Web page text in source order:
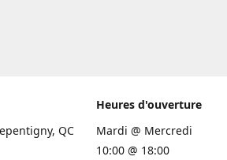
QC
Heures d'ouverture
Mardi @ Mercredi
10:00 @ 18:00